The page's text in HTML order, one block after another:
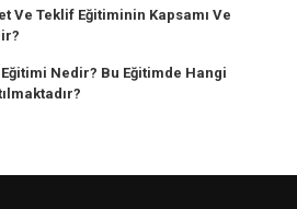
Ve Teklif Eğitiminin Kapsamı Ve
Nedir? Bu Eğitimde Hangi